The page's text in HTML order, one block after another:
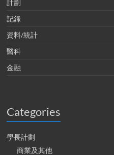
計劃
記錄
資料/統計
醫科
金融
Categories
學長計劃
商業及其他